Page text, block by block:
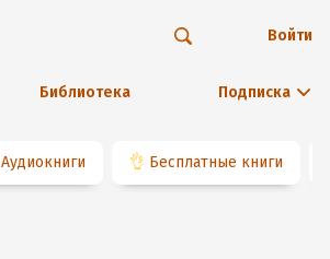
Библиотека Подписка
Войти
Аудиокниги 👌 Бесплатные книги